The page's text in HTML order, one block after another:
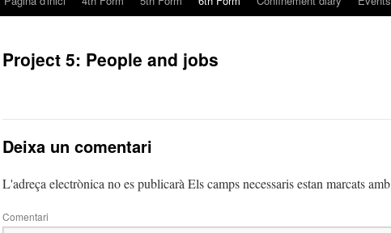
contingut
Project 5: People and jobs
Deixa un comentari
L'adreça electrònica no es publicarà Els camps necessaris estan marcats amb
Comentari